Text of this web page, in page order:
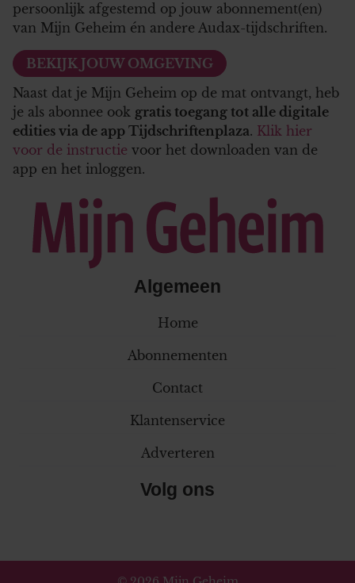
persoonlijk afgestemd op jouw abonnement(en)
van Mijn Geheim én andere Audax-tijdschriften.
BEKIJK JOUW OMGEVING
Naast dat je Mijn Geheim op de mat ontvangt, heb
je als abonnee ook gratis toegang tot alle digitale
edities via de app Tijdschriftenplaza. Klik hier
voor de instructie voor het downloaden van de
app en het inloggen.
Algemeen
Home
Abonnementen
Contact
Klantenservice
Adverteren
Volg ons